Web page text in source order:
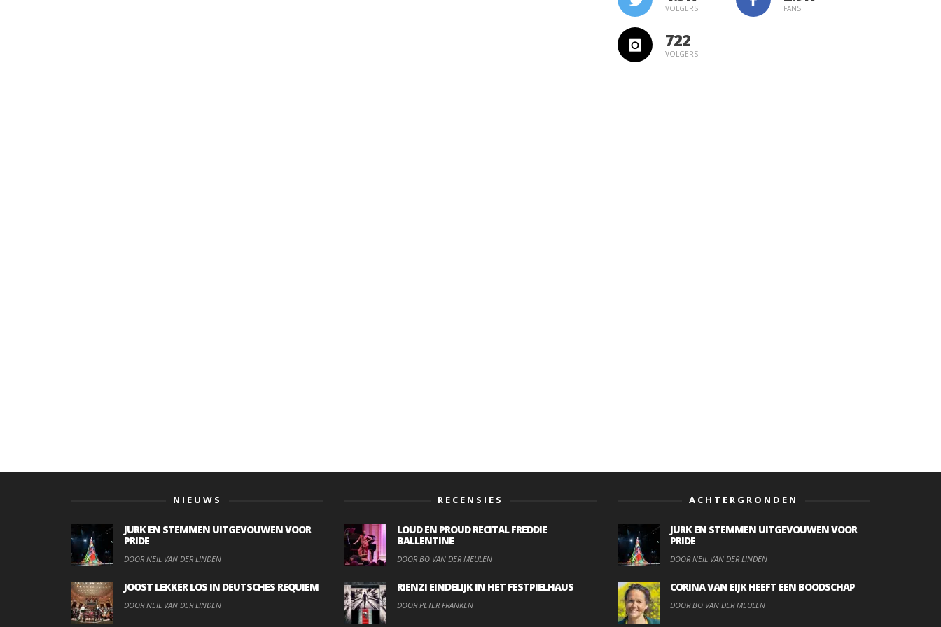
VOLGERS FANS
722
VOLGERS
NIEUWS
JURK EN STEMMEN UITGEVOUWEN VOOR
PRIDE
DOOR NEIL VAN DER LINDEN
JOOST LEKKER LOS IN DEUTSCHES REQUIEM
DOOR NEIL VAN DER LINDEN
RECENSIES
LOUD EN PROUD RECITAL FREDDIE
BALLENTINE
DOOR BO VAN DER MEULEN
RIENZI EINDELIJK IN HET FESTPIELHAUS
DOOR PETER FRANKEN
ACHTERGRONDEN
JURK EN STEMMEN UITGEVOUWEN VOOR
PRIDE
DOOR NEIL VAN DER LINDEN
CORINA VAN EIJK HEEFT EEN BOODSCHAP
DOOR BO VAN DER MEULEN